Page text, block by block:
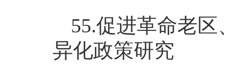
55.促进革命老
异化政策研究